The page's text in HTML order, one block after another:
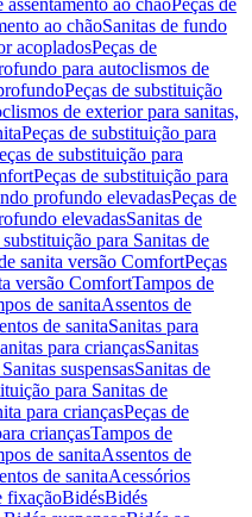
assentamento ao chãoPeças de
ao chãoSanitas de fundo
acopladosPeças de
para autoclismos de
Peças de substituição
de exterior para sanitas,
Peças de substituição para
de substituição para
Peças de substituição para
profundo elevadasPeças de
elevadasSanitas de
substituição para Sanitas de
sanita versão ComfortPeças
versão ComfortTampos de
de sanitaAssentos de
de sanitaSanitas para
para criançasSanitas
suspensasSanitas de
para Sanitas de
para criançasPeças de
criançasTampos de
de sanitaAssentos de
de sanitaAcessórios
fixaçãoBidésBidés